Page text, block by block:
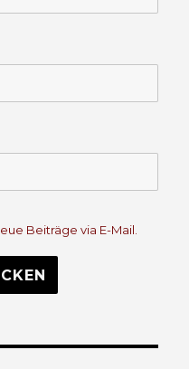
Beiträge via E-Mail.